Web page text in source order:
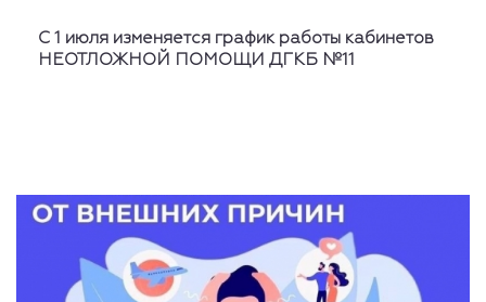
С 1 июля изменяется график работы кабинетов
НЕОТЛОЖНОЙ ПОМОЩИ ДГКБ №11